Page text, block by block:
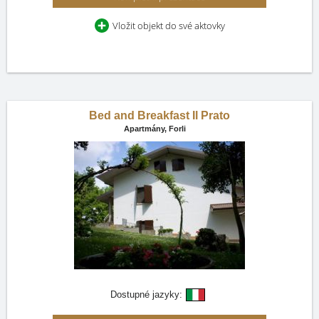
Vložit objekt do své aktovky
Bed and Breakfast Il Prato
Apartmány, Forli
Dostupné jazyky: